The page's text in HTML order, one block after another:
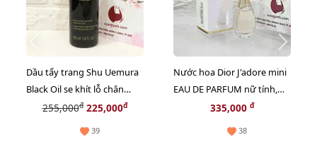
Dầu tẩy trang Shu Uemura
Black Oil se khít lỗ chân
lông, sạch bã nhờn - 50ml
255,000đ225,000đ
39
Nước hoa Dior J'adore mini
EAU DE PARFUM nữ tính,
sang trọng - EDP, 5ml.
335,000 đ
38